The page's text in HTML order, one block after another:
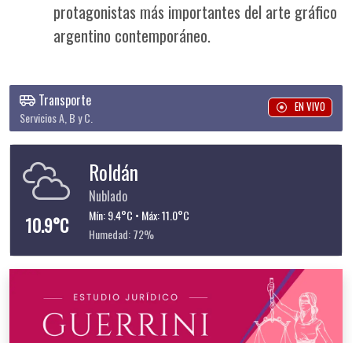
protagonistas más importantes del arte gráfico
argentino contemporáneo.
Transporte
Servicios A, B y C.
EN VIVO
10.9°C
Roldán
Nublado
Mín: 9.4°C • Máx: 11.0°C
Humedad: 72%